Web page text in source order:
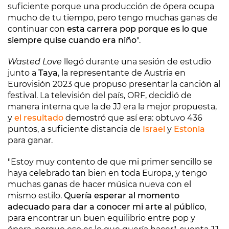
suficiente porque una producción de ópera ocupa
mucho de tu tiempo, pero tengo muchas ganas de
continuar con esta carrera pop porque es lo que
siempre quise cuando era niño".
Wasted Love llegó durante una sesión de estudio
junto a Taya, la representante de Austria en
Eurovisión 2023 que propuso presentar la canción al
festival. La televisión del país, ORF, decidió de
manera interna que la de JJ era la mejor propuesta,
y el resultado demostró que así era: obtuvo 436
puntos, a suficiente distancia de Israel y Estonia
para ganar.
"Estoy muy contento de que mi primer sencillo se
haya celebrado tan bien en toda Europa, y tengo
muchas ganas de hacer música nueva con el
mismo estilo. Quería esperar al momento
adecuado para dar a conocer mi arte al público,
para encontrar un buen equilibrio entre pop y